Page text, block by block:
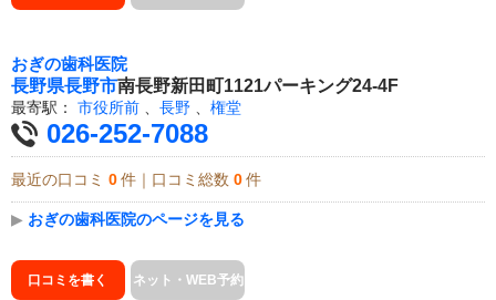
おぎの歯科医院
長野県長野市南長野新田町1121パーキング24-4F
最寄駅： 市役所前 長野 権堂
026-252-7088
最近の口コミ 0 件｜口コミ総数 0 件
▶ おぎの歯科医院のページを見る
口コミを書く ネット・WEB予約